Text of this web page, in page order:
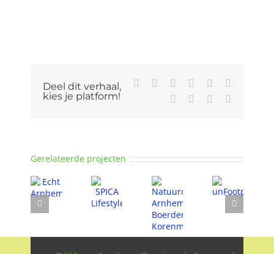
Deel dit verhaal,
kies je platform!
Facebook Reddit LinkedInWhatsApp
Pinterest
Xing
Gerelateerde projecten